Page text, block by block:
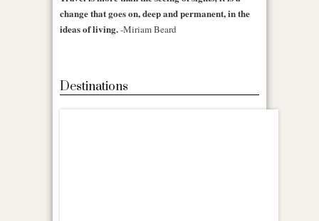
change that goes on, deep and permanent, in the
ideas of living.-Miriam Beard
Destinations